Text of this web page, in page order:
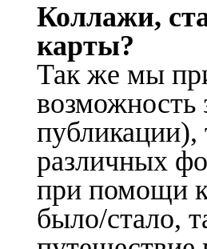
Коллажи,
карты?
Так же мы
возможность
публикации),
различных
при помощи
было/стало,